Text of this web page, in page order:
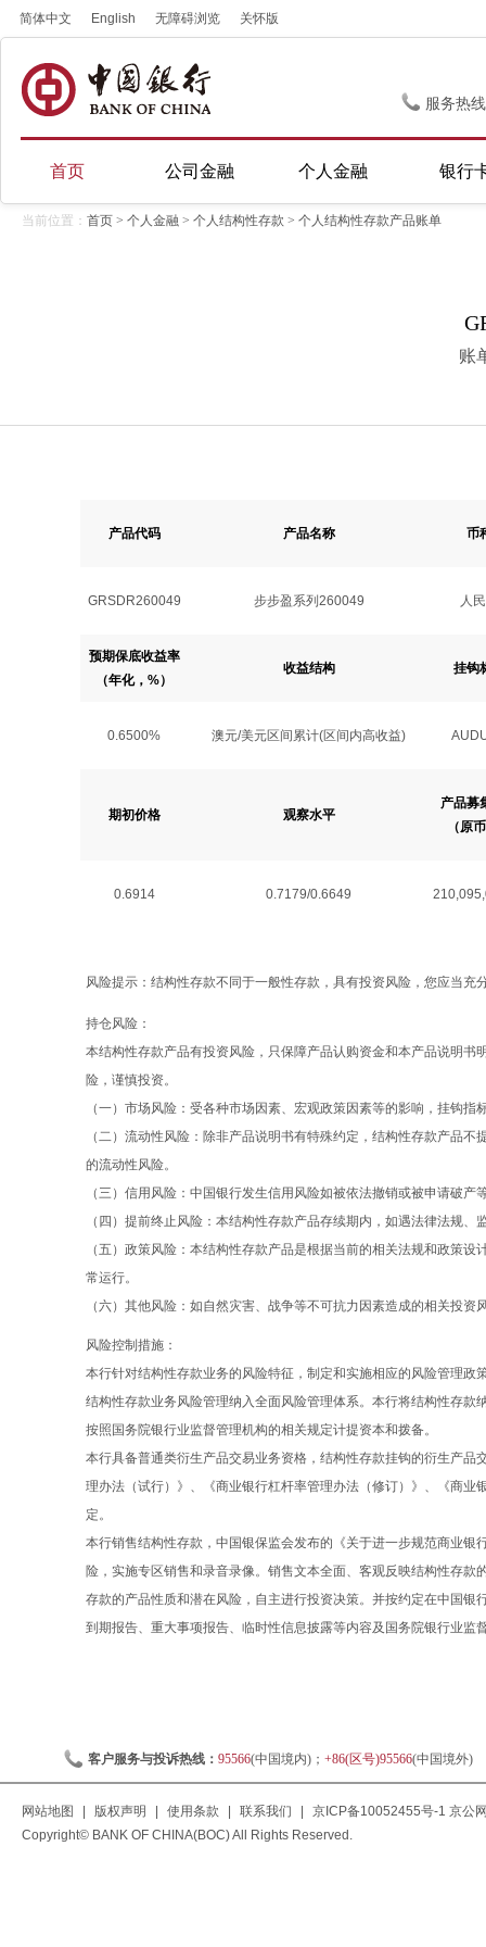
简体中文 English 无障碍浏览 关怀版
服务热
首页 公司金融 个人金融 银行
当前位置： 首页 > 个人金融 > 个人结构性存款 > 个人结构性存款产品账单
账
产品代码 产品名称 币
GRSDR260049 步步盈系列260049 人
预期保底收益率
（年化，%）
收益结构 挂钩
0.6500% 澳元/美元区间累计(区间内高收益)
期初价格 观察水平
产品募
（原
0.6914 0.7179/0.6649
风险提示：结构性存款不同于一般性存款，具有投资风险，您应当充
持仓风险：
本结构性存款产品有投资风险，只保障产品认购资金和本产品说明
险，谨慎投资。
（一）市场风险：受各种市场因素、宏观政策因素等的影响，挂钩
（二）流动性风险：除非产品说明书有特殊约定，结构性存款产品
的流动性风险。
（三）信用风险：中国银行发生信用风险如被依法撤销或被申请破
（四）提前终止风险：本结构性存款产品存续期内，如遇法律法规
（五）政策风险：本结构性存款产品是根据当前的相关法规和政策
常运行。
（六）其他风险：如自然灾害、战争等不可抗力因素造成的相关投资
风险控制措施：
本行针对结构性存款业务的风险特征，制定和实施相应的风险管理
结构性存款业务风险管理纳入全面风险管理体系。本行将结构性存
按照国务院银行业监督管理机构的相关规定计提资本和拨备。
本行具备普通类衍生产品交易业务资格，结构性存款挂钩的衍生产
理办法（试行）》、《商业银行杠杆率管理办法（修订）》、《商
定。
本行销售结构性存款，中国银保监会发布的《关于进一步规范商业
险，实施专区销售和录音录像。销售文本全面、客观反映结构性存
存款的产品性质和潜在风险，自主进行投资决策。并按约定在中国
到期报告、重大事项报告、临时性信息披露等内容及国务院银行业监
客户服务与投诉热线： 95566(中国境内)； +86(区号)95566(中国境外)
网站地图 版权声明 使用条款 联系我们 京ICP备10052455号-1 京公
Copyright© BANK OF CHINA(BOC) All Rights Reserved.